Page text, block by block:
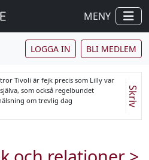
MENY
LOGGA IN BLI MEDLEM
tror Tivoli är fejk precis som Lilly var
som också regelbundet
om trevlig dag
Skriv